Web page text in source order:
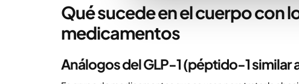
Qué sucede en el cuerpo con
medicamentos
Análogos del GLP-1 (péptido-1 similar